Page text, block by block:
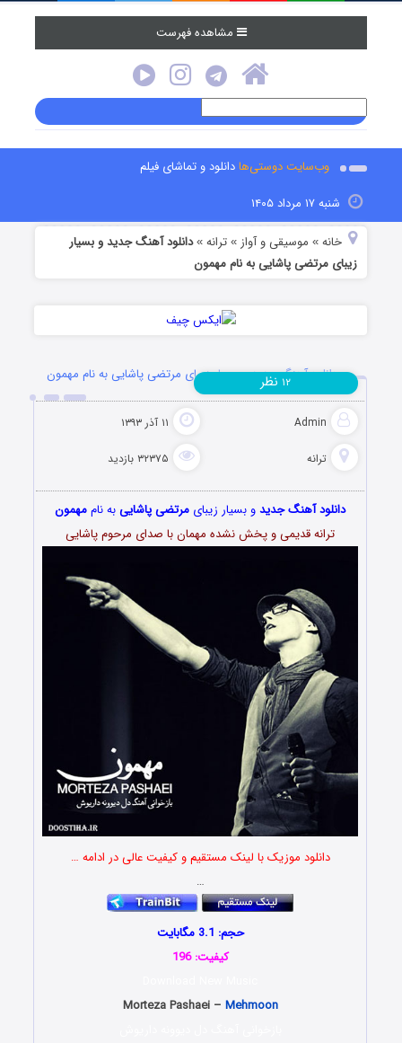
مشاهده فهرست
وب‌سایت دوستی‌هادانلود و تماشای فیلم
شنبه ۱۷ مرداد ۱۴۰۵
خانه » موسیقی و آواز »ترانه »دانلود آهنگ جدید و بسیار
زیبای مرتضی پاشایی به نام مهمون
دانلود آهنگ جدید و بسیار زیبای مرتضی پاشایی به نام مهمون
Admin ۱۱ آذر ۱۳۹۳
ترانه ۳۲۳۷۵ بازدید
۱۲ نظر
دانلود آهنگ جدیدو بسیار زیبای مرتضی پاشاییبه ناممهمون
ترانه قدیمی و پخش نشده مهمان با صدای مرحوم پاشایی
دانلود موزیک با لینک مستقیم و کیفیت عالی در ادامه …
…
حجم: 3.1 مگابایت
کیفیت: 196
Morteza Pashaei – Mehmoon